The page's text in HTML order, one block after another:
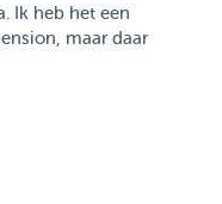
Ik heb het een
maar daar